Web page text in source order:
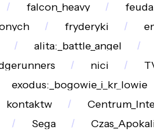
falcon_heavy
fryderyki
alita:_battle_angel
nici
exodus:_bogowie_i_kr_lowie
kontaktw
Sega